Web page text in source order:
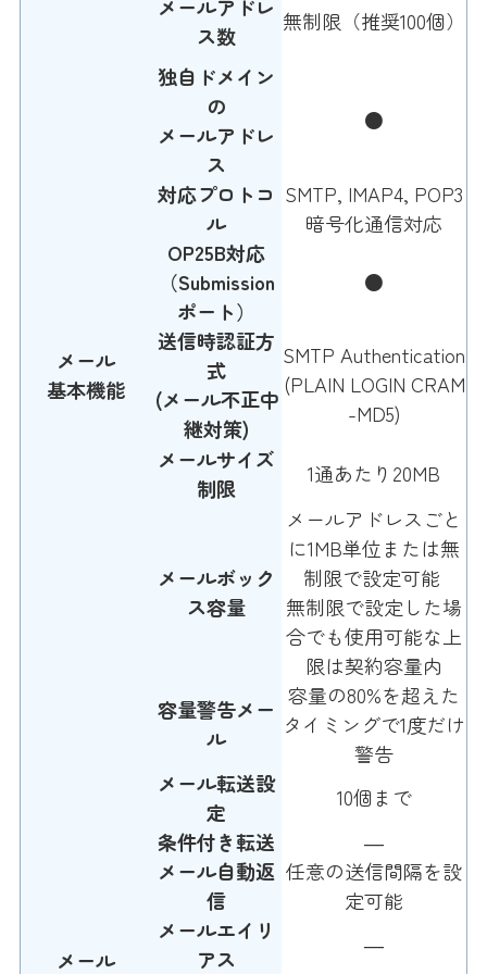
メール
基本機能
メールアドレ
ス数
無制限（推奨100個）
独自ドメイン
の
メールアドレ
ス
●
対応プロトコ
ル
SMTP, IMAP4, POP3
暗号化通信対応
OP25B対応
（Submission
ポート）
●
送信時認証方
式
(メール不正中
継対策)
SMTP Authentication
(PLAIN LOGIN CRAM
-MD5)
メールサイズ
制限
1通あたり20MB
メールボック
ス容量
メールアドレスごと
に1MB単位または無
制限で設定可能
無制限で設定した場
合でも使用可能な上
限は契約容量内
容量警告メー
ル
容量の80%を超えた
タイミングで1度だけ
警告
メール
メール転送設
定
10個まで
条件付き転送
―
メール自動返
信
任意の送信間隔を設
定可能
メールエイリ
アス
―